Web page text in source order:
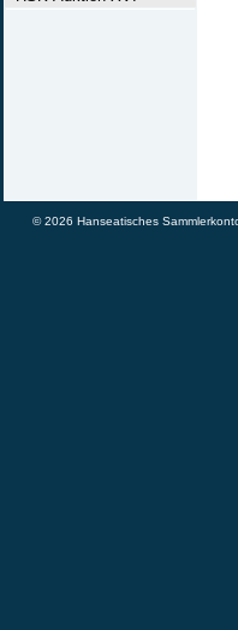
© 2026 Hanseatisches